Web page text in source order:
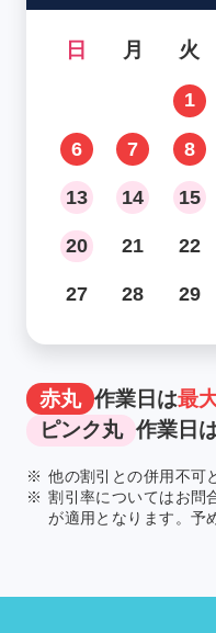
日 月 火
1
6 7 8
13 14 15
20 21 22
27 28 29
赤丸 作業日は最
ピンク丸 作業日
※ 他の割引との併用不可
※ 割引率についてはお問
が適用となります。予